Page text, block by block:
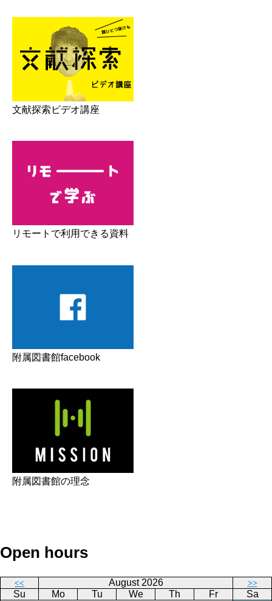
文献探索ビデオ講座
リモートで利用できる資料
附属図書館facebook
附属図書館の理念
Open hours
<< August 2026 >>
Su Mo Tu We Th Fr
Sa